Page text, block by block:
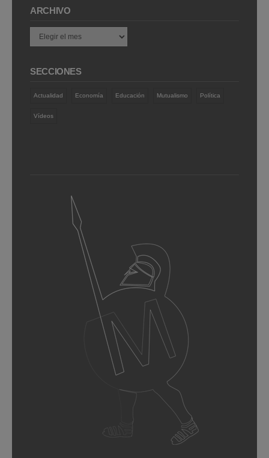
ARCHIVO
Archivo
SECCIONES
Actualidad Economía Educación Mutualismo Política
Vídeos